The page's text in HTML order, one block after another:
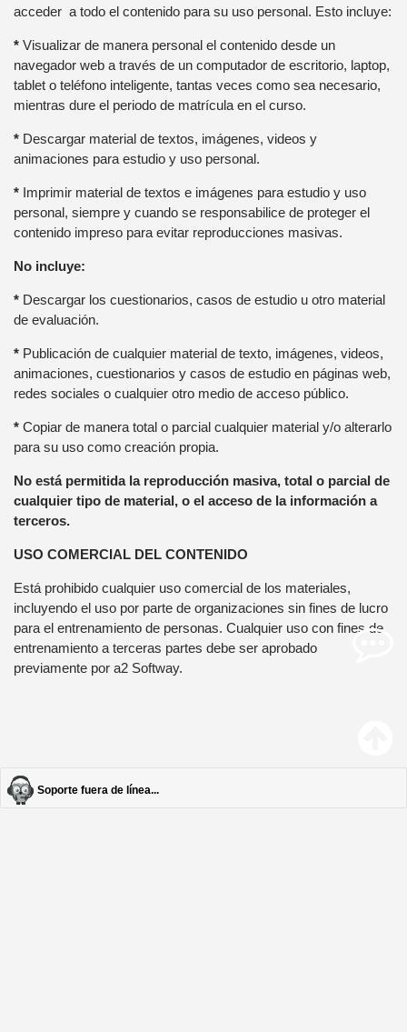
Soporte fuera de línea...
acceder a todo el contenido para su uso personal. Esto incluye:
* Visualizar de manera personal el contenido desde un
navegador web a través de un computador de escritorio, laptop,
tablet o teléfono inteligente, tantas veces como sea necesario,
mientras dure el periodo de matrícula en el curso.
* Descargar material de textos, imágenes, videos y
animaciones para estudio y uso personal.
* Imprimir material de textos e imágenes para estudio y uso
personal, siempre y cuando se responsabilice de proteger el
contenido impreso para evitar reproducciones masivas.
No incluye:
* Descargar los cuestionarios, casos de estudio u otro material
de evaluación.
* Publicación de cualquier material de texto, imágenes, videos,
animaciones, cuestionarios y casos de estudio en páginas web,
redes sociales o cualquier otro medio de acceso público.
* Copiar de manera total o parcial cualquier material y/o alterarlo
para su uso como creación propia.
No está permitida la reproducción masiva, total o parcial de
cualquier tipo de material, o el acceso de la información a
terceros.
USO COMERCIAL DEL CONTENIDO
Está prohibido cualquier uso comercial de los materiales,
incluyendo el uso por parte de organizaciones sin fines de lucro
para el entrenamiento de personas. Cualquier uso con fines de
entrenamiento a terceras partes debe ser aprobado
previamente por a2 Softway.